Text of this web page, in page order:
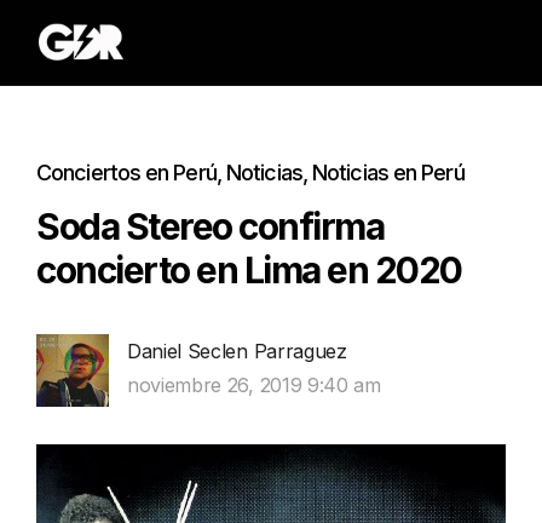
Conciertos en Perú, Noticias, Noticias en Perú
Soda Stereo confirma
concierto en Lima en 2020
Daniel Seclen Parraguez
noviembre 26, 2019 9:40 am